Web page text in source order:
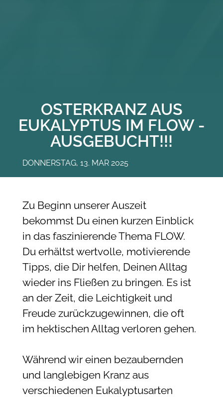
OSTERKRANZ AUS
EUKALYPTUS IM FLOW -
AUSGEBUCHT!!!
DONNERSTAG, 13. MAR 2025
Zu Beginn unserer Auszeit
bekommst Du einen kurzen Einblick
in das faszinierende Thema FLOW.
Du erhältst wertvolle, motivierende
Tipps, die Dir helfen, Deinen Alltag
wieder ins Fließen zu bringen. Es ist
an der Zeit, die Leichtigkeit und
Freude zurückzugewinnen, die oft
im hektischen Alltag verloren gehen.
Während wir einen bezaubernden
und langlebigen Kranz aus
verschiedenen Eukalyptusarten